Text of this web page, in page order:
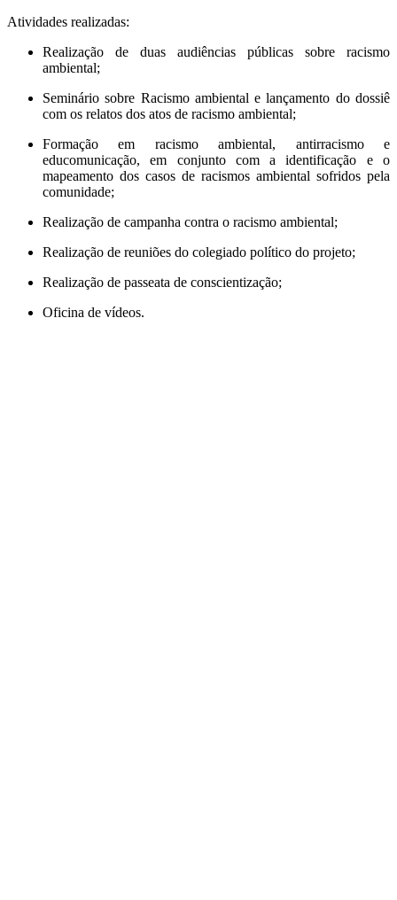
Atividades realizadas:
Realização de duas audiências públicas sobre racismo
ambiental;
Seminário sobre Racismo ambiental e lançamento do dossiê
com os relatos dos atos de racismo ambiental;
Formação em racismo ambiental, antirracismo e
educomunicação, em conjunto com a identificação e o
mapeamento dos casos de racismos ambiental sofridos pela
comunidade;
Realização de campanha contra o racismo ambiental;
Realização de reuniões do colegiado político do projeto;
Realização de passeata de conscientização;
Oficina de vídeos.